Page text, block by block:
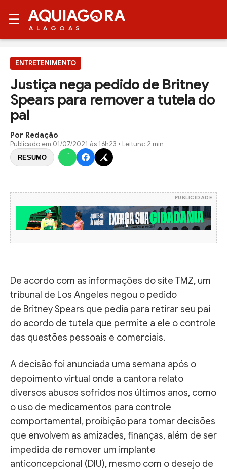
☰ AQUIAG RA
ALAGOAS
ENTRETENIMENTO
Justiça nega pedido de Britney
Spears para remover a tutela do
pai
Por Redação
Publicado em 01/07/2021 às 16h23 • Leitura: 2 min
RESUMO
PUBLICIDADE
De acordo com as informações do site TMZ, um
tribunal de Los Angeles negou o pedido
de Britney Spears que pedia para retirar seu pai
do acordo de tutela que permite a ele o controle
das questões pessoais e comerciais.
A decisão foi anunciada uma semana após o
depoimento virtual onde a cantora relato
diversos abusos sofridos nos últimos anos, como
o uso de medicamentos para controle
comportamental, proibição para tomar decisões
que envolvem as amizades, finanças, além de ser
impedida de remover um implante
anticoncepcional (DIU), mesmo com o desejo de